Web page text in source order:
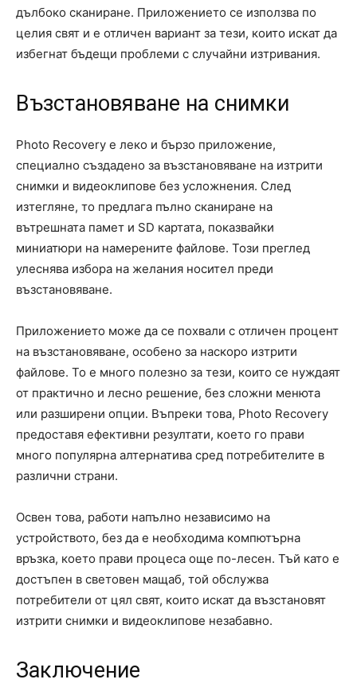
дълбоко сканиране. Приложението се използва по
целия свят и е отличен вариант за тези, които искат да
избегнат бъдещи проблеми с случайни изтривания.
Възстановяване на снимки
Photo Recovery е леко и бързо приложение,
специално създадено за възстановяване на изтрити
снимки и видеоклипове без усложнения. След
изтегляне, то предлага пълно сканиране на
вътрешната памет и SD картата, показвайки
миниатюри на намерените файлове. Този преглед
улеснява избора на желания носител преди
възстановяване.
Приложението може да се похвали с отличен процент
на възстановяване, особено за наскоро изтрити
файлове. То е много полезно за тези, които се нуждаят
от практично и лесно решение, без сложни менюта
или разширени опции. Въпреки това, Photo Recovery
предоставя ефективни резултати, което го прави
много популярна алтернатива сред потребителите в
различни страни.
Освен това, работи напълно независимо на
устройството, без да е необходима компютърна
връзка, което прави процеса още по-лесен. Тъй като е
достъпен в световен мащаб, той обслужва
потребители от цял свят, които искат да възстановят
изтрити снимки и видеоклипове незабавно.
Заключение